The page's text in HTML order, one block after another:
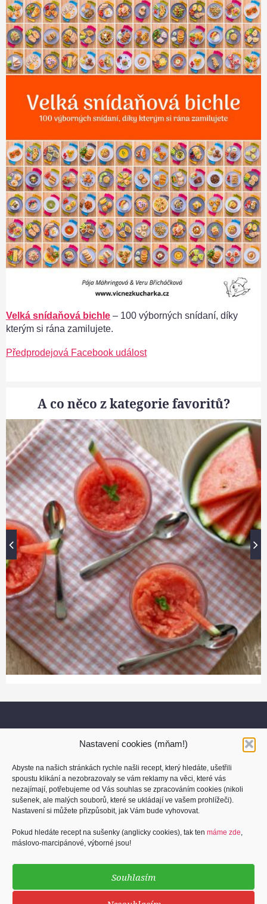
Nastavení cookies (mňam!)
Abyste na našich stránkách rychle našli recept, který hledáte, ušetřili
spoustu klikání a nezobrazovaly se vám reklamy na věci, které vás
nezajímají, potřebujeme od Vás souhlas se zpracováním cookies (nikoli
sušenek, ale malých souborů, které se ukládají ve vašem prohlížeči).
Nastavení si můžete přizpůsobit, jak Vám bude vyhovovat.
Pokud hledáte recept na sušenky (anglicky cookies), tak ten máme zde,
máslovo-marcipánové, výborné jsou!
Souhlasím
Velká snídaňová bichle – 100 výborných snídaní, díky
kterým si rána zamilujete.
Předprodejová Facebook událost
A co něco z kategorie favoritů?
O nás
Kontakt
Cookies (sušenky)